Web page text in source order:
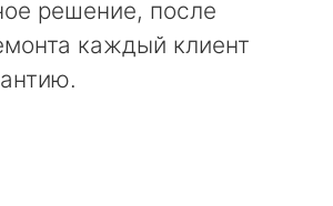
решение, после
каждый клиент